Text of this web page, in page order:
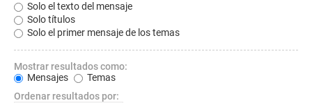
Solo el texto del mensaje
Solo títulos
Solo el primer mensaje de los temas
Mostrar resultados como:
Mensajes
Temas
Ordenar resultados por: